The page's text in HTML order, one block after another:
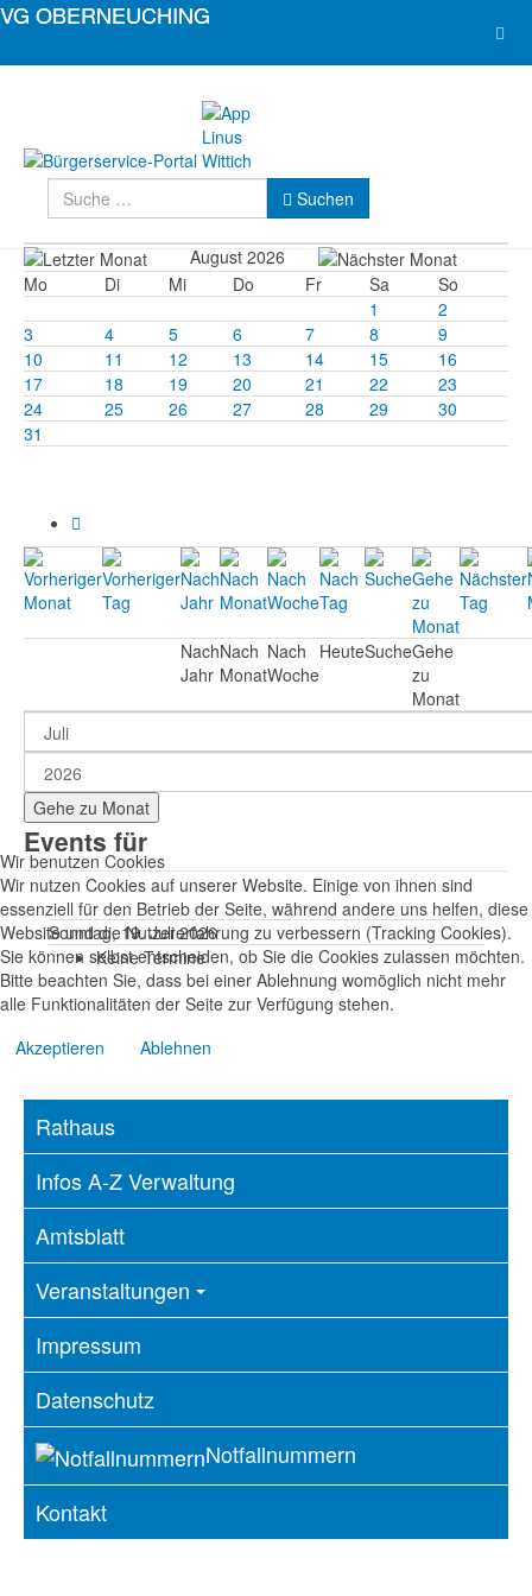
Suchen Suchen
August 2026
Mo
Di Mi Do Fr Sa
So
1
2
3
4 5 6 7 8
9
10
11 12 13 14 15
16
17
18 19 20 21 22
23
24
25 26 27 28 29
30
31
Nach
Jahr
Nach
Monat
Nach
Woche
HeuteSucheGehe
zu
Monat
Gehe zu Monat
Events für
Sonntag, 19. Juli 2026
Keine Termine
Rathaus
Infos A-Z Verwaltung
Amtsblatt
Veranstaltungen
Impressum
Datenschutz
Notfallnummern
Kontakt
Wir benutzen Cookies
Wir nutzen Cookies auf unserer Website. Einige von ihnen sind
essenziell für den Betrieb der Seite, während andere uns helfen, diese
Website und die Nutzererfahrung zu verbessern (Tracking Cookies).
Sie können selbst entscheiden, ob Sie die Cookies zulassen möchten.
Bitte beachten Sie, dass bei einer Ablehnung womöglich nicht mehr
alle Funktionalitäten der Seite zur Verfügung stehen.
Akzeptieren
Ablehnen